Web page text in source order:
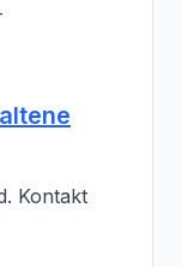
Kontakt